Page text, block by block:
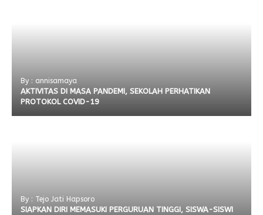
By : annisamaya
AKTIVITAS DI MASA PANDEMI, SEKOLAH PERHATIKAN
PROTOKOL COVID-19
By : Tejo Jati Hapsoro
SIAPKAN DIRI MEMASUKI PERGURUAN TINGGI, SISWA-SISWI